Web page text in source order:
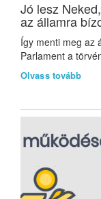
Jó lesz
az államra
Így menti meg
Parlament a
Olvass tovább